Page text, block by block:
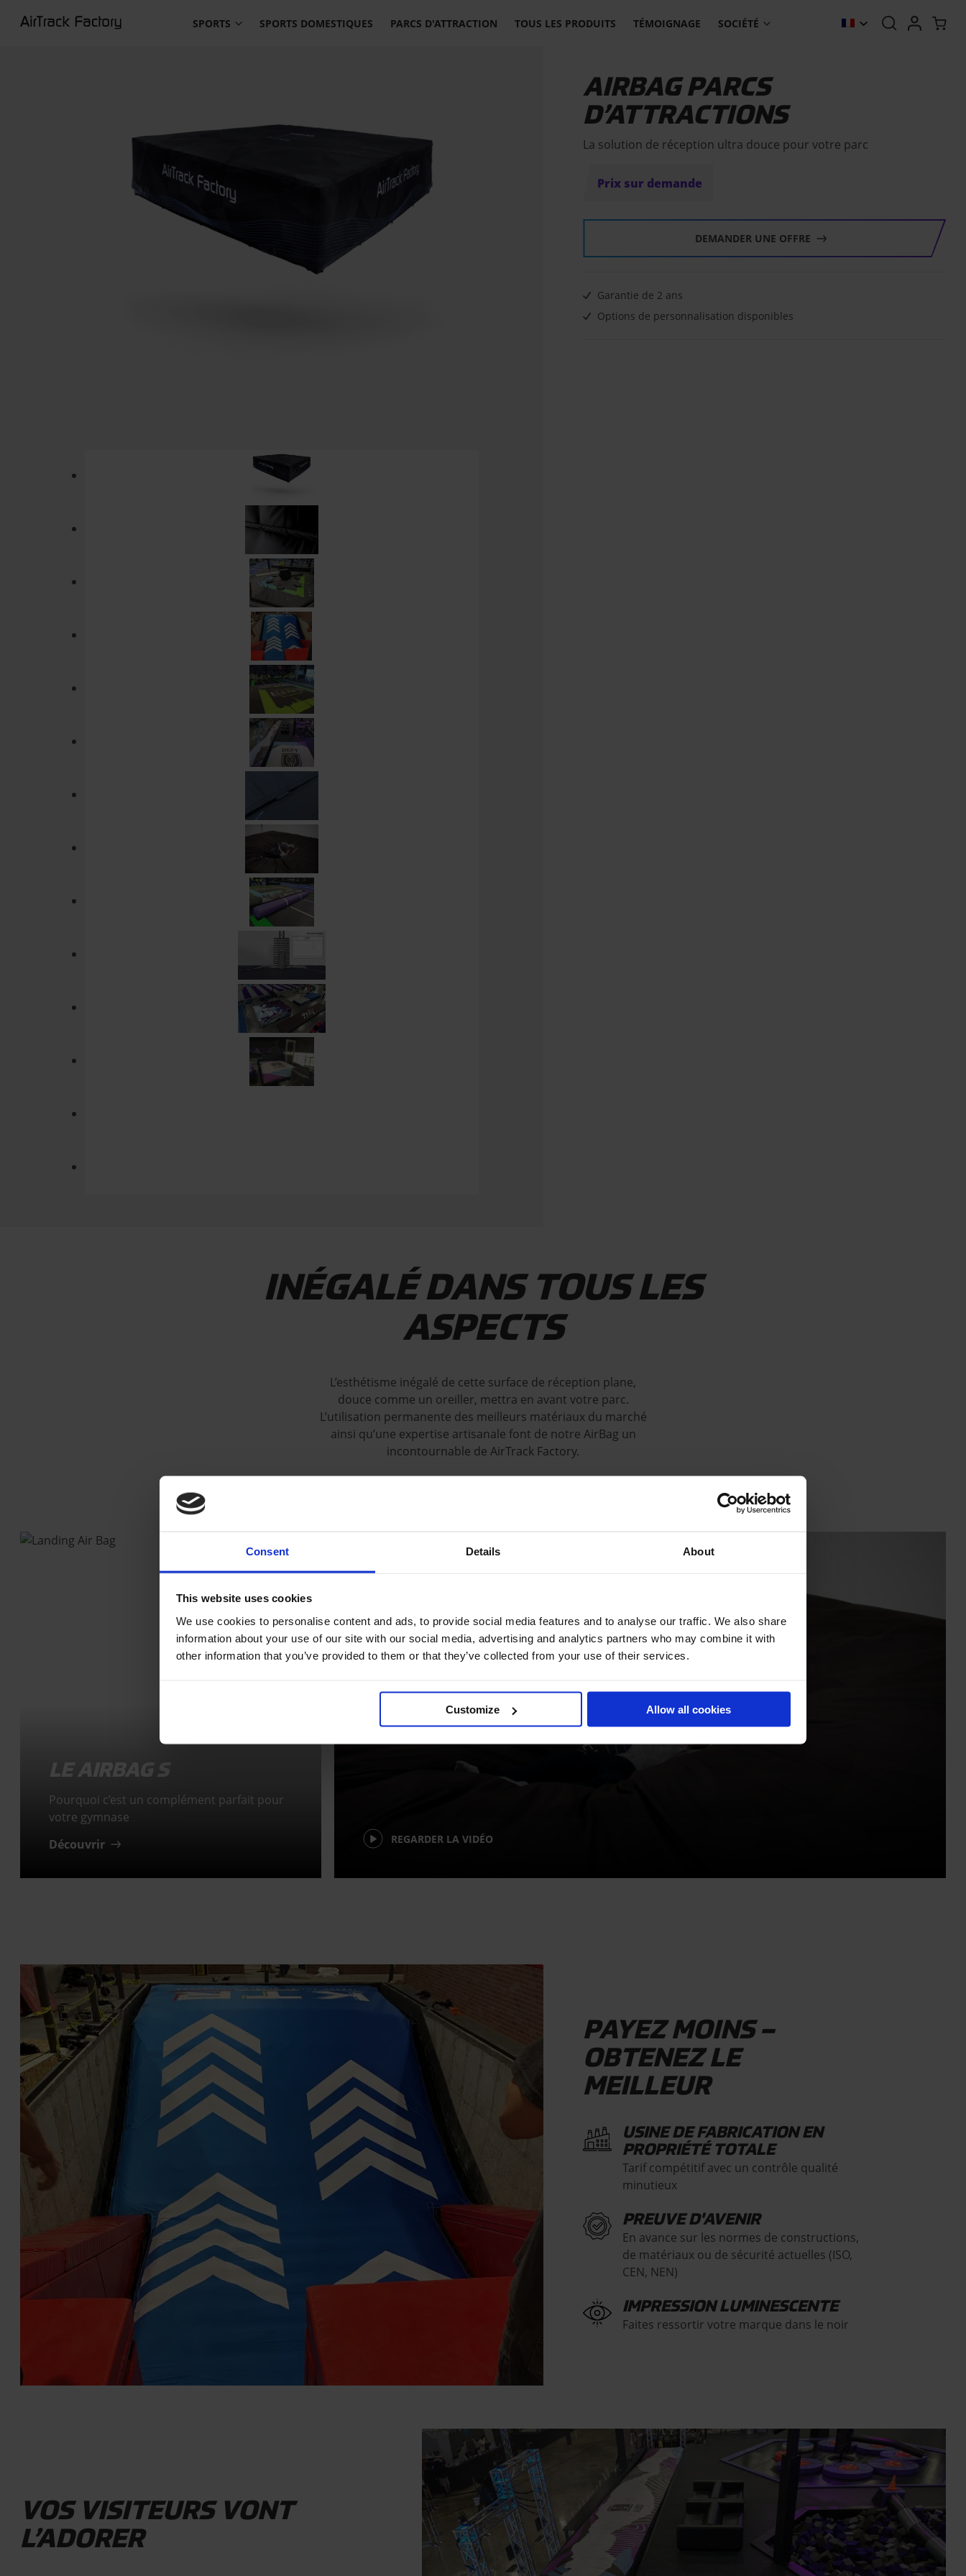
Consent Details About
This website uses cookies
We use cookies to personalise content and ads, to provide social media features and to analyse our traffic. We also share
information about your use of our site with our social media, advertising and analytics partners who may combine it with
other information that you’ve provided to them or that they’ve collected from your use of their services.
Customize Allow all cookies
SPORTS SPORTS DOMESTIQUES PARCS D'ATTRACTION TOUS LES PRODUITS TÉMOIGNAGE SOCIÉTÉ
AIRBAG PARCS
D’ATTRACTIONS
La solution de réception ultra douce pour votre parc
Prix sur demande
DEMANDER UNE OFFRE
Garantie de 2 ans
Options de personnalisation disponibles
INÉGALÉ DANS TOUS LES
ASPECTS
L’esthétisme inégalé de cette surface de réception plane,
douce comme un oreiller, mettra en avant votre parc.
L’utilisation permanente des meilleurs matériaux du marché
ainsi qu’une expertise artisanale font de notre AirBag un
incontournable de AirTrack Factory.
LE AIRBAG S
Pourquoi c’est un complément parfait pour
votre gymnase
Découvrir
REGARDER LA VIDÉO
PAYEZ MOINS –
OBTENEZ LE
MEILLEUR
USINE DE FABRICATION EN
PROPRIÉTÉ TOTALE
Tarif compétitif avec un contrôle qualité
minutieux
PREUVE D'AVENIR
En avance sur les normes de constructions,
de matériaux ou de sécurité actuelles (ISO,
CEN, NEN)
IMPRESSION LUMINESCENTE
Faites ressortir votre marque dans le noir
VOS VISITEURS VONT
L’ADORER